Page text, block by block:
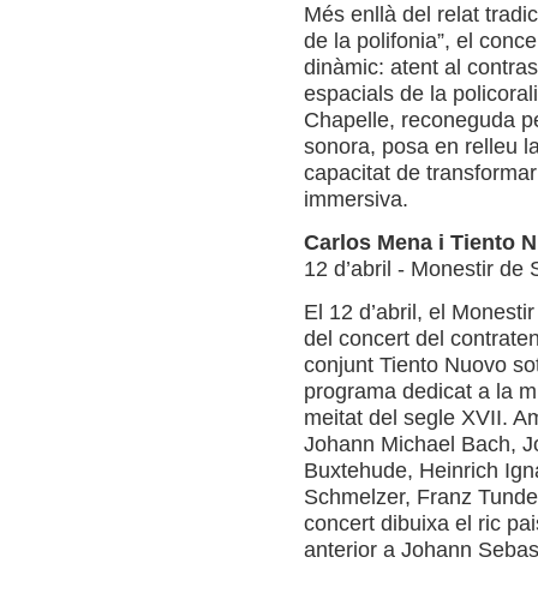
Més enllà del relat
de la polifonia”, el
dinàmic: atent al
espacials de la
Chapelle, reconeguda
sonora, posa en relleu
capacitat de
immersiva.
Carlos Mena i Tiento
12 d’abril - Monestir de
El 12 d’abril, el
del concert del
conjunt Tiento Nuovo
programa dedicat a la
meitat del segle XVII.
Johann Michael Bach,
Buxtehude, Heinrich
Schmelzer, Franz
concert dibuixa el ric
anterior a Johann